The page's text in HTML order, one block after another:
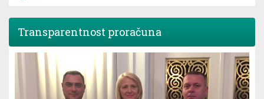
Transparentnost proračuna